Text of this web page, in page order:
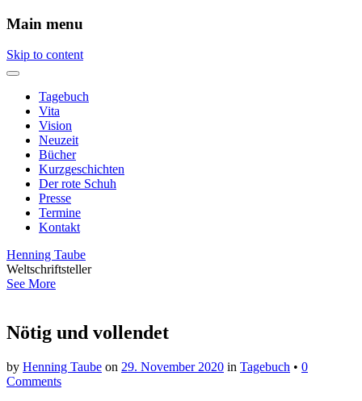
Main menu
Skip to content
Tagebuch
Vita
Vision
Neuzeit
Bücher
Kurzgeschichten
Der rote Schuh
Presse
Termine
Kontakt
Henning Taube
Weltschriftsteller
See More
Nötig und vollendet
by Henning Taube on 29. November 2020 in Tagebuch • 0
Comments